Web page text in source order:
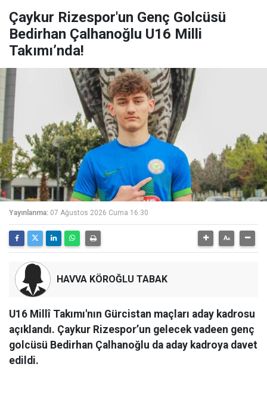
Çaykur Rizespor'un Genç Golcüsü
Bedirhan Çalhanoğlu U16 Milli
Takımı’nda!
Yayınlanma: 07 Ağustos 2026 Cuma 16:30
HAVVA KÖROĞLU TABAK
U16 Millî Takımı'nın Gürcistan maçları aday kadrosu
açıklandı. Çaykur Rizespor’un gelecek vadeen genç
golcüsü Bedirhan Çalhanoğlu da aday kadroya davet
edildi.